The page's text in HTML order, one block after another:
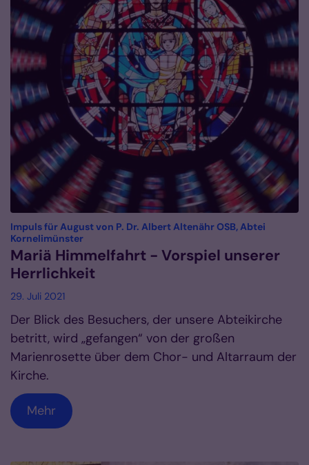
Impuls für August von P. Dr. Albert Altenähr OSB, Abtei
Kornelimünster:
Mariä Himmelfahrt - Vorspiel unserer
Herrlichkeit
29. Juli 2021
Der Blick des Besuchers, der unsere Abteikirche
betritt, wird „gefangen“ von der großen
Marienrosette über dem Chor- und Altarraum der
Kirche.
Mehr